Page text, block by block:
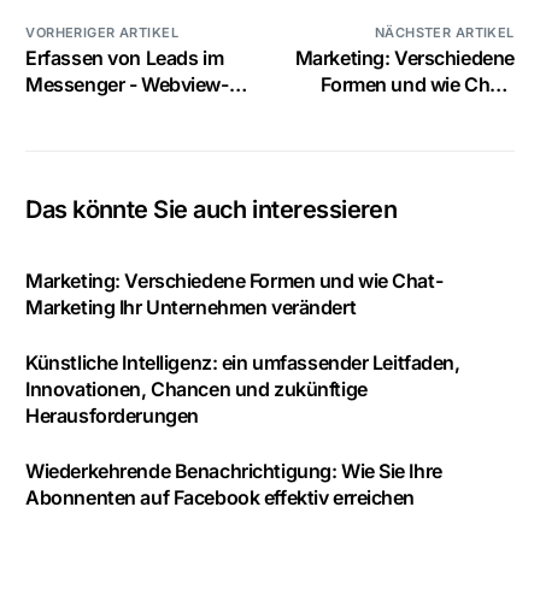
VORHERIGER ARTIKEL
Erfassen von Leads im
Messenger - Webview-
NÄCHSTER ARTIKEL
Marketing: Verschiedene
Formen und wie Chat-
Das könnte Sie auch interessieren
Marketing: Verschiedene Formen und wie Chat-
Marketing Ihr Unternehmen verändert
Künstliche Intelligenz: ein umfassender Leitfaden,
Innovationen, Chancen und zukünftige
Herausforderungen
Wiederkehrende Benachrichtigung: Wie Sie Ihre
Abonnenten auf Facebook effektiv erreichen